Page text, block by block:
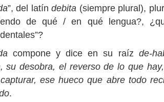
”, del latíndebita (siempre plural),
de qué / en qué lengua?,
compone y dice en su raíz de-
su desobra, el reverso de lo que
ese hueco que abre todo
.